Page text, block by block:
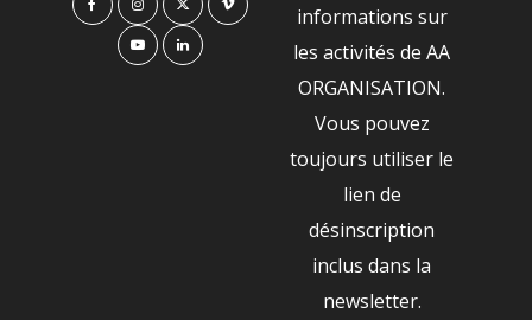
informations sur
les activités de AA
ORGANISATION.
Vous pouvez
toujours utiliser le
lien de
désinscription
inclus dans la
newsletter.